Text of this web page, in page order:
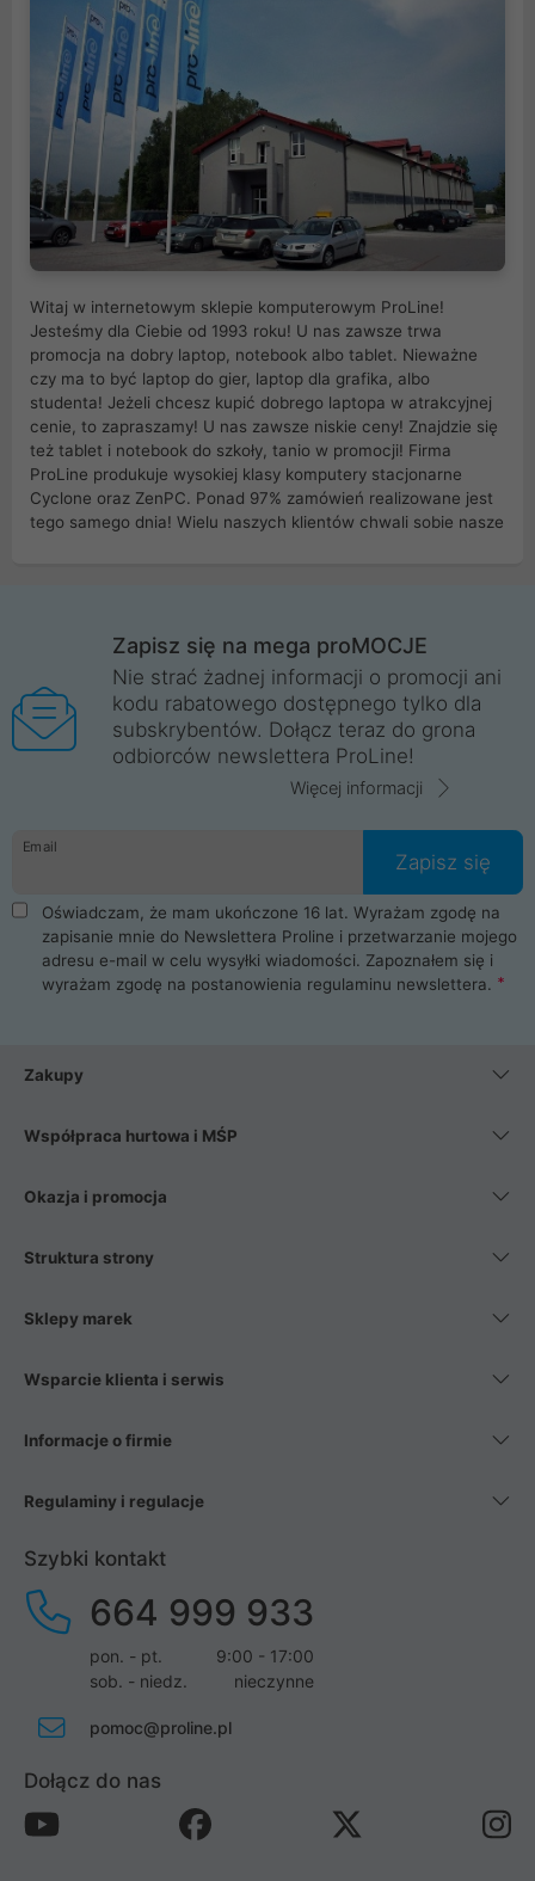
Witaj w internetowym sklepie komputerowym ProLine!
Jesteśmy dla Ciebie od 1993 roku! U nas zawsze trwa
promocja na dobry laptop, notebook albo tablet. Nieważne
czy ma to być laptop do gier, laptop dla grafika, albo
studenta! Jeżeli chcesz kupić dobrego laptopa w atrakcyjnej
cenie, to zapraszamy! U nas zawsze niskie ceny! Znajdzie się
też tablet i notebook do szkoły, tanio w promocji! Firma
ProLine produkuje wysokiej klasy komputery stacjonarne
Cyclone oraz ZenPC. Ponad 97% zamówień realizowane jest
tego samego dnia! Wielu naszych klientów chwali sobie nasze
Wrocław, Poznań, Legnica, Katowice, Gliwice, Kalisz, Bytom,
Trzebnica, Opole. Szybka i profesjonalna obsługa!
ProLine to polska firma ze 100% polskim kapitałem. Działamy
legalnie i płacimy podatki w naszym kraju! Posiadamy siedzibę
główną w Mirkowie oraz salony na terenie kraju. Cała
komunikacja ze sklepem komputerowym ProLine jest
danych osobowych. Dlatego zakup notebooka albo laptopa w
ProLine to czysta przyjemność i pełne bezpieczeństwo.
Zaopatrzysz się u nas w akcesoria i części komputerowe
takie jak procesory, karty graficzne, płyty główne, pamięci,
dyski SSD, M.2 oraz HDD. Nasi pracownicy pomogą Ci wybrać
najlepszy zasilacz komputerowy oraz obudowę do komputera.
Poza komputerami mamy również najlepsze na rynku
Smartfony takich producentów jak Xiaomi, Apple, Samsung i
wentylatory. Na koniec mając już to wszystko, możesz
Zapisz się na mega proMOCJE
Nie strać żadnej informacji o promocji ani
kodu rabatowego dostępnego tylko dla
subskrybentów. Dołącz teraz do grona
odbiorców newslettera ProLine!
Więcej informacji
Email
Zapisz się
Oświadczam, że mam ukończone 16 lat. Wyrażam zgodę na
zapisanie mnie do Newslettera Proline i przetwarzanie mojego
adresu e-mail w celu wysyłki wiadomości. Zapoznałem się i
wyrażam zgodę na postanowienia regulaminu newslettera.
Zakupy
Współpraca hurtowa i MŚP
Okazja i promocja
Struktura strony
Sklepy marek
Wsparcie klienta i serwis
Informacje o firmie
Regulaminy i regulacje
Szybki kontakt
664 999 933
pon. - pt.
9:00 - 17:00
sob. - niedz.
nieczynne
pomoc@proline.pl
Dołącz do nas